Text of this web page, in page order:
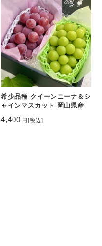
希少品種 クイーンニーナ＆シ
ャインマスカット 岡山県産
4,400 円 [税込]